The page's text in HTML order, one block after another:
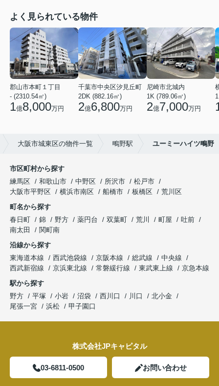
よく見られている物件
郡山市本町１丁目
- (2310.54㎡)
1億8,000万円
千葉市中央区汐見丘町
2DK (882.16㎡)
2億6,800万円
尼崎市北城内
1K (789.06㎡)
2億7,000万円
大阪市城東区の物件一覧 鴫野駅 ユーミーハイツ鴫野
市区町村から探す
練馬区
和歌山市 中野区 所沢市
松戸市
大阪市平野区
横浜市南区 船橋市 板橋区
荒川区
町名から探す
春日町
錦 野方 薬円台 双葉町 荒川 町屋
吐前
南太田
関町南
沿線から探す
東海道本線
西武池袋線 京阪本線 総武線
中央線
西武新宿線
京浜東北線 常磐緩行線 東武東上線
京急本線
駅から探す
野方
平塚 小岩 沼袋 西川口 川口
北小金
尾張一宮
浜松 甲子園口
株式会社JPキャピタル
03-6811-0500 お問い合わせ